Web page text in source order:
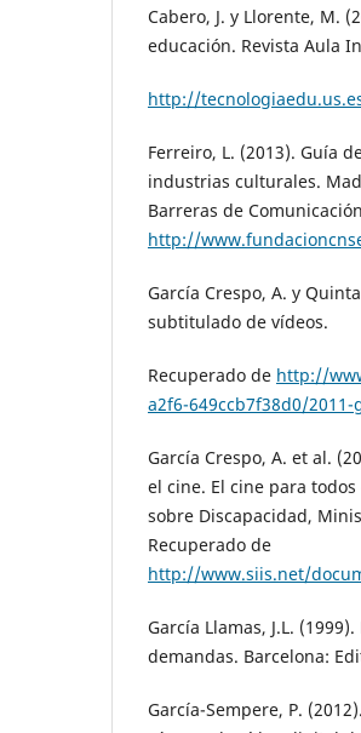
Cabero, J. y Llorente, M.
educación. Revista Aula
http://
Ferreiro, L. (2013). Guía
industrias culturales.
Barreras de
http://
García Crespo, A. y
subtitulado de vídeos.
Recuperado de http://
a2f6-649ccb7f38d0/
García Crespo, A. et al.
el cine. El cine para
sobre Discapacidad,
Recuperado de
http://www.siis.net/
García Llamas, J.L.
demandas. Barcelona:
García-Sempere, P.